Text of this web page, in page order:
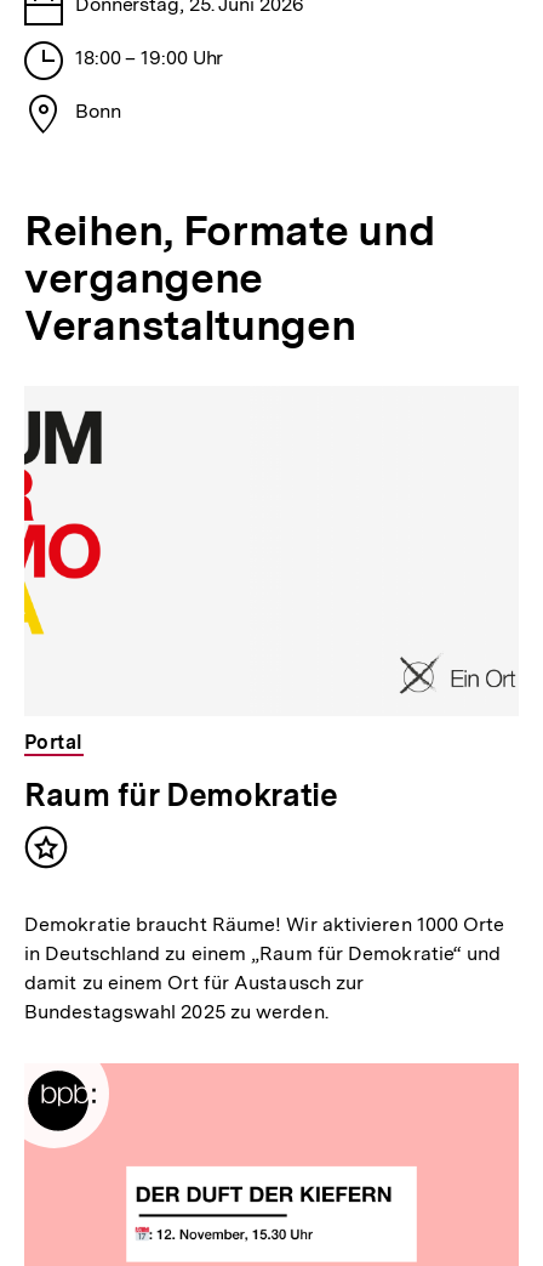
Stunden
18:00 – 19:00 Uhr
Stadt
Bonn
Reihen, Formate und
vergangene
Veranstaltungen
Portal
Raum für Demokratie
Inhalt
Demokratie braucht Räume! Wir aktivieren 1000 Orte
in Deutschland zu einem „Raum für Demokratie“ und
damit zu einem Ort für Austausch zur
Bundestagswahl 2025 zu werden.